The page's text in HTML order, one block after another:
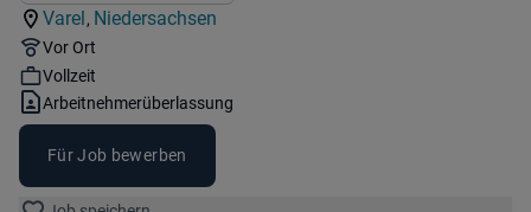
Standorte:
Varel,
Region:
Niedersachsen
Remote Option:
Vor Ort
Workhours:
Vollzeit
Vertragsart:
Arbeitnehmerüberlassung
Für Job bewerben